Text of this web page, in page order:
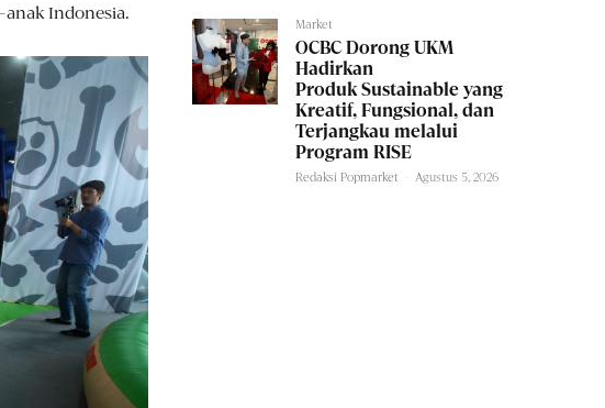
Indonesia.
Market
OCBC Dorong UKM
Hadirkan
Produk Sustainable yang
Kreatif, Fungsional, dan
Terjangkau melalui
Program RISE
Redaksi Popmarket Agustus 5, 2026